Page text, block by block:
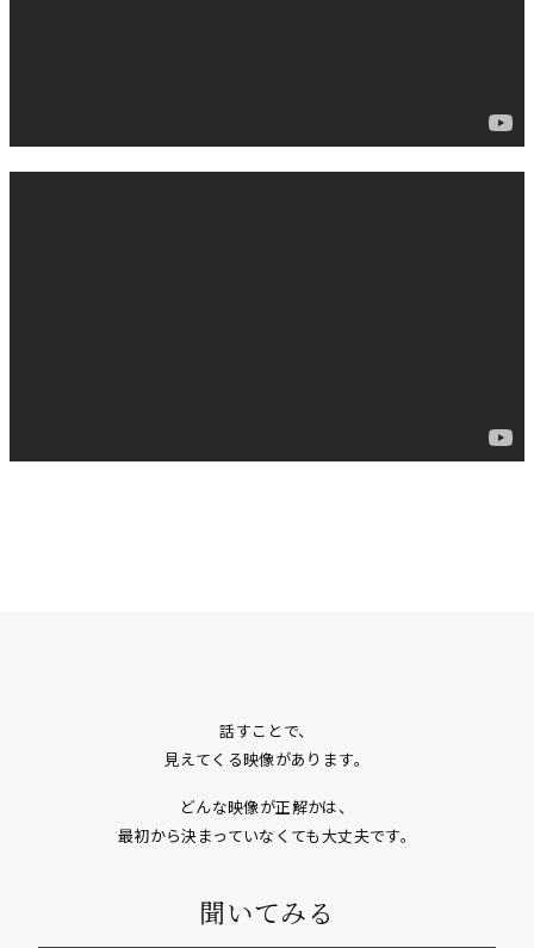
話すことで、
見えてくる映像があります。
どんな映像が正解かは、
最初から決まっていなくても大丈夫です。
聞いてみる